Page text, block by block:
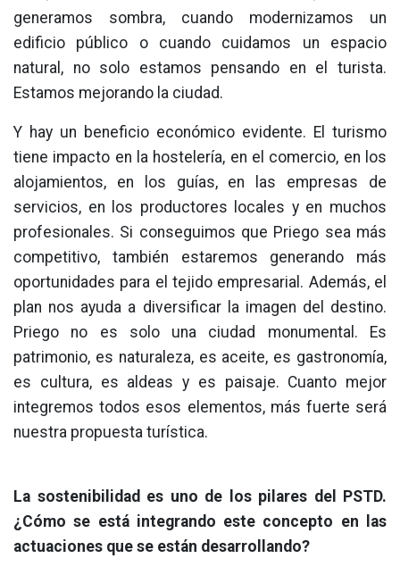
generamos sombra, cuando modernizamos un
edificio público o cuando cuidamos un espacio
natural, no solo estamos pensando en el turista.
Estamos mejorando la ciudad.
Y hay un beneficio económico evidente. El turismo
tiene impacto en la hostelería, en el comercio, en los
alojamientos, en los guías, en las empresas de
servicios, en los productores locales y en muchos
profesionales. Si conseguimos que Priego sea más
competitivo, también estaremos generando más
oportunidades para el tejido empresarial. Además, el
plan nos ayuda a diversificar la imagen del destino.
Priego no es solo una ciudad monumental. Es
patrimonio, es naturaleza, es aceite, es gastronomía,
es cultura, es aldeas y es paisaje. Cuanto mejor
integremos todos esos elementos, más fuerte será
nuestra propuesta turística.
La sostenibilidad es uno de los pilares del PSTD.
¿Cómo se está integrando este concepto en las
actuaciones que se están desarrollando?